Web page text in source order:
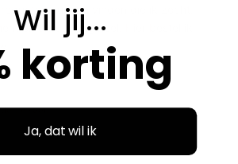
kunnen vinden die ik zocht.
en alles is origineel. Hier bestel ik
aankoop
Wil jij...
korting
Ja, dat wil ik